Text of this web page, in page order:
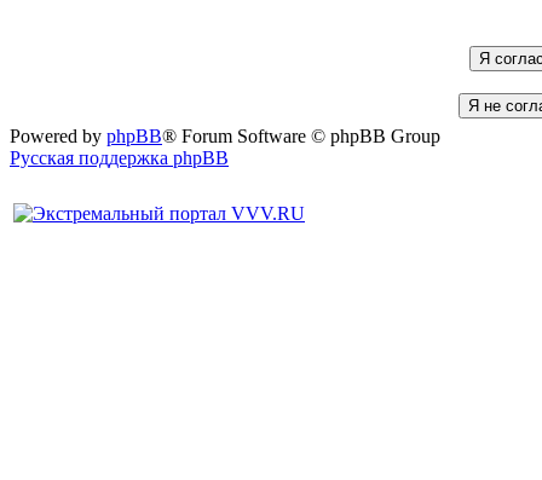
Powered by phpBB® Forum Software © phpBB Group
Русская поддержка phpBB